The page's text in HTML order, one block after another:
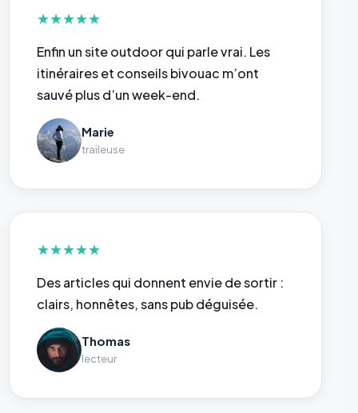
★★★★★
Enfin un site outdoor qui parle vrai. Les
itinéraires et conseils bivouac m’ont
sauvé plus d’un week-end.
Marie
traileuse
★★★★★
Des articles qui donnent envie de sortir :
clairs, honnêtes, sans pub déguisée.
Thomas
lecteur